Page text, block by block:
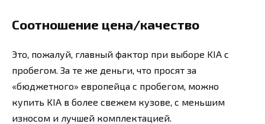
Соотношение цена/качество
Это, пожалуй, главный фактор при выборе KIA с
пробегом. За те же деньги, что просят за
«бюджетного» европейца с пробегом, можно
купить KIA в более свежем кузове, с меньшим
износом и лучшей комплектацией.